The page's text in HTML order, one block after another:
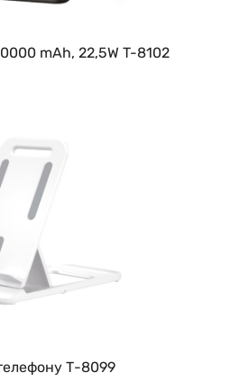
mAh, 22,5W T-8102
Т-8099